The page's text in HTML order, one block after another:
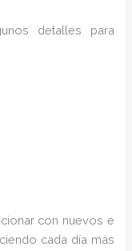
detalles para
con nuevos e
cada día más